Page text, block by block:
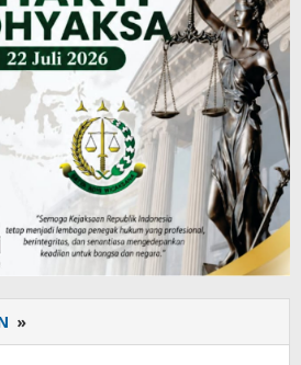
»
Dilanjutkan